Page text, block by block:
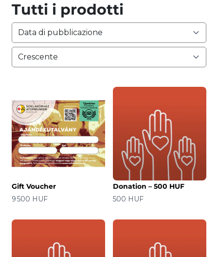
Tutti i prodotti
Gift Voucher
Prezzo
9 500 HUF
Donation – 500 HUF
Prezzo
500 HUF